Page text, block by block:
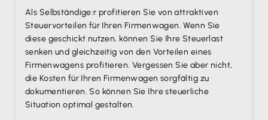
Als Selbständige:r profitieren Sie von attraktiven
Steuervorteilen für Ihren Firmenwagen. Wenn Sie
diese geschickt nutzen, können Sie Ihre Steuerlast
senken und gleichzeitig von den Vorteilen eines
Firmenwagens profitieren. Vergessen Sie aber nicht,
die Kosten für Ihren Firmenwagen sorgfältig zu
dokumentieren. So können Sie Ihre steuerliche
Situation optimal gestalten.